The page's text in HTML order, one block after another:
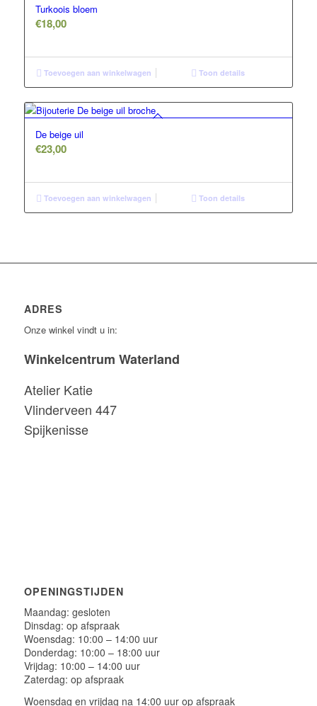
Turkoois bloem
€18,00
Toevoegen aan winkelwagen Toon details
De beige uil
€23,00
Toevoegen aan winkelwagen Toon details
ADRES
Onze winkel vindt u in:
Winkelcentrum Waterland
Atelier Katie
Vlinderveen 447
Spijkenisse
OPENINGSTIJDEN
Maandag: gesloten
Dinsdag: op afspraak
Woensdag: 10:00 – 14:00 uur
Donderdag: 10:00 – 18:00 uur
Vrijdag: 10:00 – 14:00 uur
Zaterdag: op afspraak
Woensdag en vrijdag na 14:00 uur op afspraak